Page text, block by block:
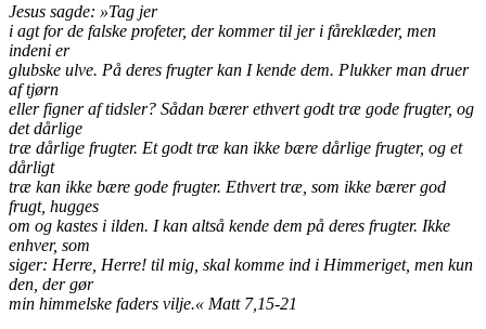
Jesus sagde: »Tag jer
i agt for de falske profeter, der kommer til jer i fåreklæder, men
indeni er
glubske ulve. På deres frugter kan I kende dem. Plukker man druer
af tjørn
eller figner af tidsler? Sådan bærer ethvert godt træ gode frugter, og
det dårlige
træ dårlige frugter. Et godt træ kan ikke bære dårlige frugter, og et
dårligt
træ kan ikke bære gode frugter. Ethvert træ, som ikke bærer god
frugt, hugges
om og kastes i ilden. I kan altså kende dem på deres frugter. Ikke
enhver, som
siger: Herre, Herre! til mig, skal komme ind i Himmeriget, men kun
den, der gør
min himmelske faders vilje.« Matt 7,15-21